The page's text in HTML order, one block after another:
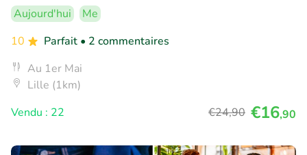
Aujourd'hui
Me
10
Parfait • 2 commentaires
Au 1er Mai
Lille (1km)
Vendu : 22
€24,90 €16,90